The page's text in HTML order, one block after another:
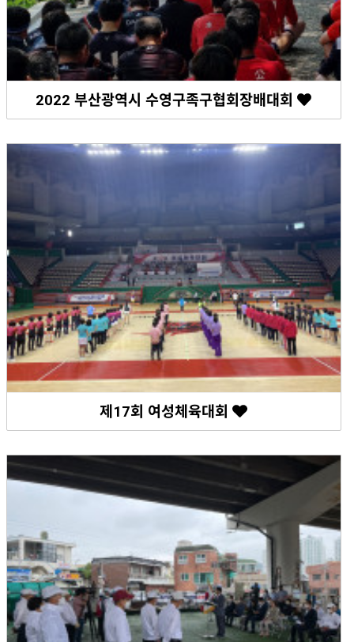
2022 부산광역시 수영구족구협회장배대회
제17회 여성체육대회